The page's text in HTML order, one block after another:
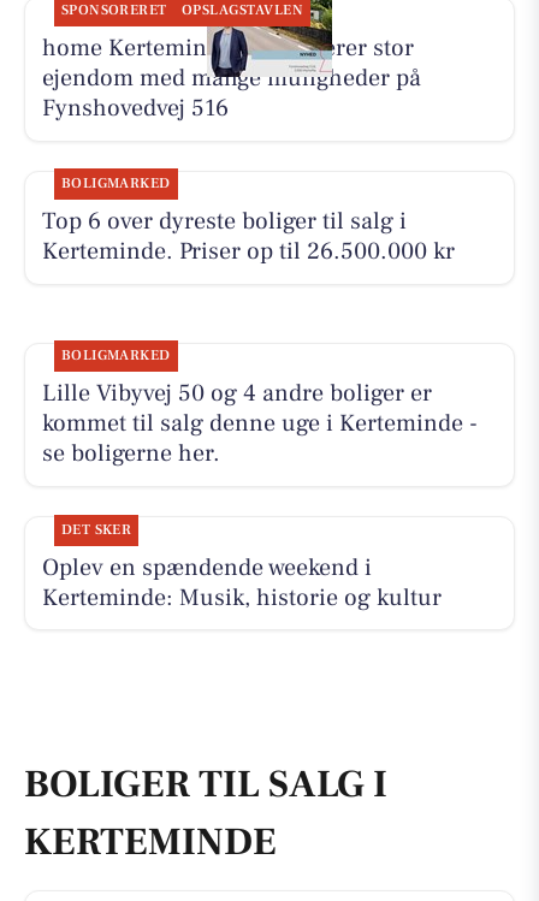
SPONSORERET OPSLAGSTAVLEN
home Kerteminde præsenterer stor
ejendom med mange muligheder på
Fynshovedvej 516
BOLIGMARKED
Top 6 over dyreste boliger til salg i
Kerteminde. Priser op til 26.500.000 kr
BOLIGMARKED
Lille Vibyvej 50 og 4 andre boliger er
kommet til salg denne uge i Kerteminde -
se boligerne her.
DET SKER
Oplev en spændende weekend i
Kerteminde: Musik, historie og kultur
BOLIGER TIL SALG I
KERTEMINDE